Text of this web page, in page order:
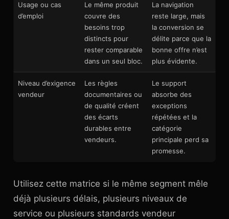
Usage ou cas
d’emploi
Le même produit
couvre des
besoins trop
distincts pour
rester comparable
dans un seul bloc.
La navigation
reste large, mais
la conversion se
délite parce que la
bonne offre n’est
plus évidente.
Niveau d’exigence
vendeur
Les règles
documentaires ou
de qualité créent
des écarts
durables entre
vendeurs.
Le support
absorbe des
exceptions
répétées et la
catégorie
principale perd sa
promesse.
Utilisez cette matrice si le même segment mêle
déjà plusieurs délais, plusieurs niveaux de
service ou plusieurs standards vendeur